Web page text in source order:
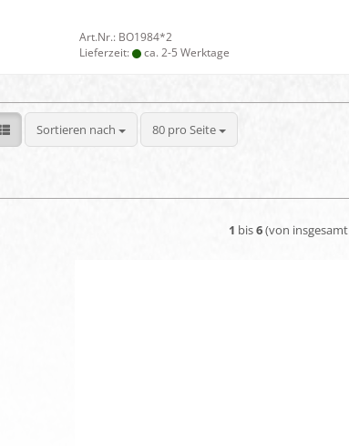
Art.Nr.: BO1984*2
Lieferzeit:
ca. 2-5 Werktage
Sortieren nach
Sortieren nach 80 pro Seite
pro Seite
1 bis6(von insgesamt